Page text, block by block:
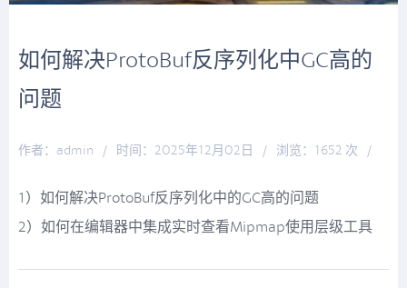
如何解决ProtoBuf反序列化中GC高的
问题
作者：admin / 时间：2025年12月02日 / 浏览：1652 次
/
1）如何解决ProtoBuf反序列化中的GC高的问题
2）如何在编辑器中集成实时查看Mipmap使用层级工具